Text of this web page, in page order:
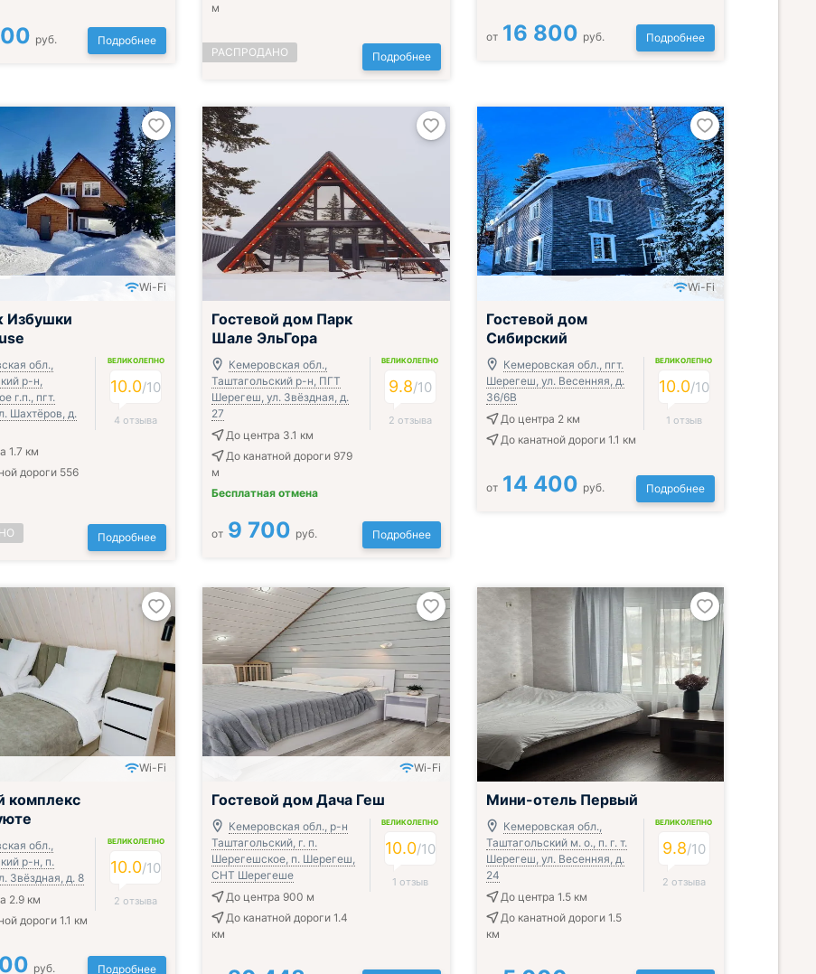
руб. Подробнее
м
РАСПРОДАНО Подробнее
от 16 800 руб. Подробнее
Wi-Fi
Избушки
обл.,
р-н,
г.п., пгт.
Шахтёров, д.
1.7 км
дороги 556
ВЕЛИКОЛЕПНО
10.0/10
4 отзыва
Подробнее
Гостевой дом Парк
Шале ЭльГора
Кемеровская обл.,
Таштагольский р-н, ПГТ
Шерегеш, ул. Звёздная, д.
27
До центра 3.1 км
До канатной дороги 979
м
Бесплатная отмена
ВЕЛИКОЛЕПНО
9.8/10
2 отзыва
от 9 700 руб. Подробнее
Wi-Fi
Гостевой дом
Сибирский
Кемеровская обл., пгт.
Шерегеш, ул. Весенняя, д.
36/6В
До центра 2 км
До канатной дороги 1.1 км
ВЕЛИКОЛЕПНО
10.0/10
1 отзыв
от 14 400 руб. Подробнее
Wi-Fi
комплекс
обл.,
р-н, п.
Звёздная, д. 8
2.9 км
дороги 1.1 км
ВЕЛИКОЛЕПНО
10.0/10
2 отзыва
руб. Подробнее
Wi-Fi
Гостевой дом Дача Геш
Кемеровская обл., р-н
Таштагольский, г. п.
Шерегешское, п. Шерегеш,
СНТ Шерегеше
До центра 900 м
До канатной дороги 1.4
км
ВЕЛИКОЛЕПНО
10.0/10
1 отзыв
Мини-отель Первый
Кемеровская обл.,
Таштагольский м. о., п. г. т.
Шерегеш, ул. Весенняя, д.
24
До центра 1.5 км
До канатной дороги 1.5
км
ВЕЛИКОЛЕПНО
9.8/10
2 отзыва